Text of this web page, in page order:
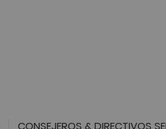
CONSEJEROS & DIRECTIVOS